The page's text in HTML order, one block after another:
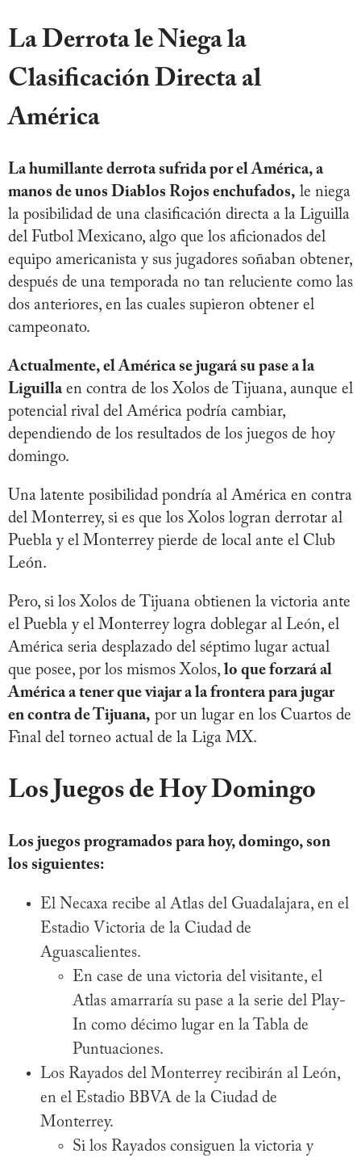
La Derrota le Niega la
Clasificación Directa al
América
La humillante derrota sufrida por el América, a
manos de unos Diablos Rojos enchufados, le niega
la posibilidad de una clasificación directa a la Liguilla
del Futbol Mexicano, algo que los aficionados del
equipo americanista y sus jugadores soñaban obtener,
después de una temporada no tan reluciente como las
dos anteriores, en las cuales supieron obtener el
campeonato.
Actualmente, el América se jugará su pase a la
Liguillaen contra de los Xolos de Tijuana, aunque el
potencial rival del América podría cambiar,
dependiendo de los resultados de los juegos de hoy
domingo.
Una latente posibilidad pondría al América en contra
del Monterrey, si es que los Xolos logran derrotar al
Puebla y el Monterrey pierde de local ante el Club
León.
Pero, si los Xolos de Tijuana obtienen la victoria ante
el Puebla y el Monterrey logra doblegar al León, el
América seria desplazado del séptimo lugar actual
que posee, por los mismos Xolos, lo que forzará al
América a tener que viajar a la frontera para jugar
en contra de Tijuana, por un lugar en los Cuartos de
Final del torneo actual de la Liga MX.
Los Juegos de Hoy Domingo
Los juegos programados para hoy, domingo, son
los siguientes:
El Necaxa recibe al Atlas del Guadalajara, en el
Estadio Victoria de la Ciudad de
Aguascalientes.
En case de una victoria del visitante, el
Atlas amarraría su pase a la serie del Play-
In como décimo lugar en la Tabla de
Puntuaciones.
Los Rayados del Monterrey recibirán al León,
en el Estadio BBVA de la Ciudad de
Monterrey.
Si los Rayados consiguen la victoria y